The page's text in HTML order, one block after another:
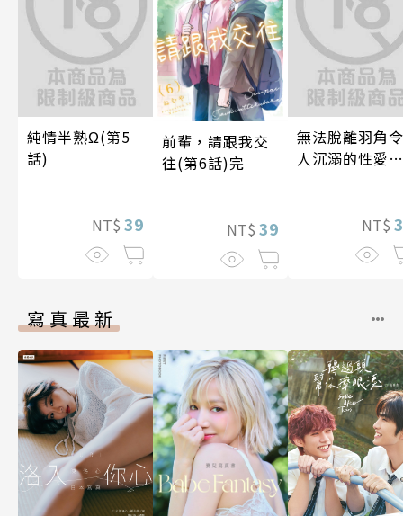
純情半熟Ω(第5
話)
NT$ 39
前輩，請跟我交
往(第6話)完
NT$ 39
無法脫離羽角令
人沉溺的性愛～
漓的夜晚(第7
NT$
寫真最新